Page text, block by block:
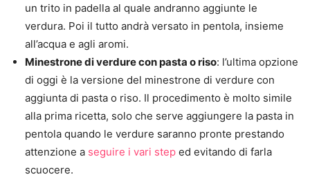
un trito in padella al quale andranno aggiunte le
verdura. Poi il tutto andrà versato in pentola, insieme
all’acqua e agli aromi.
Minestrone di verdure con pasta o riso: l’ultima opzione
di oggi è la versione del minestrone di verdure con
aggiunta di pasta o riso. Il procedimento è molto simile
alla prima ricetta, solo che serve aggiungere la pasta in
pentola quando le verdure saranno pronte prestando
attenzione a seguire i vari step ed evitando di farla
scuocere.